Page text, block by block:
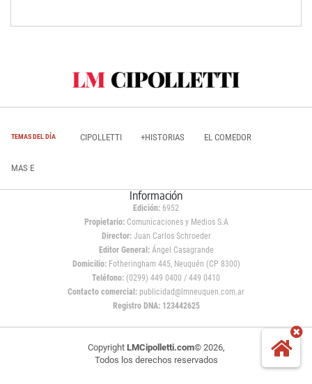
TEMAS DEL DÍA CIPOLLETTI +HISTORIAS EL COMEDOR
MAS E
Información
Edición: 6952
Propietario:Comunicaciones y Medios S.A
Director: Juan Carlos Schroeder
Editor General:Ángel Casagrande
Domicilio:Fotheringham 445, Neuquén (CP 8300)
Teléfono: (0299) 449 0400 / 449 0410
Contacto comercial: publicidad@lmneuquen.com.ar
Registro DNA: 123442625
Copyright LMCipolletti.com© 2026,
Todos los derechos reservados